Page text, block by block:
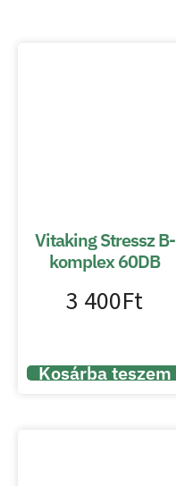
Vitaking Stressz B-
komplex 60DB
3 400Ft
Kosárba teszem